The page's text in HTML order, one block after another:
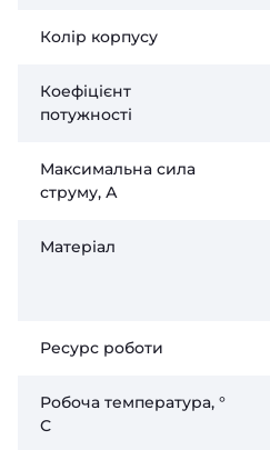
Колір корпусу
Коефіцієнт
потужності
Максимальна сила
струму, А
Матеріал
Ресурс роботи
Робоча температура, °
С